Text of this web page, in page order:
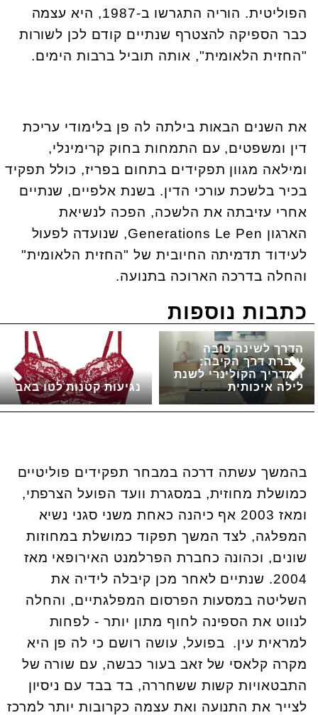
הפוליטית. הוריה התגרשו ב-1987, היא עצמה
כבר הספיקה להצטרף שנתיים קודם לכן לשורות
"החזית הלאומית", אותה תוביל ברבות הימים.
את השנים הבאות בילתה לה פן בלימודי עריכת
דין ומשפטים, עם התמחות בחוק קרימינלי,
ומילאה מגוון תפקידים בתחום בפריז, כולל תפקיד
בכיר בלשכת עורכי הדין. בשנת אלפיים, שנתיים
אחרי עזיבתה את הלשכה, הפכה לנשיאת
הארגון Generations Le Pen, שנועדה לפעול
לעידוד תדמיתה החיובית של "החזית הלאומית"
והחלה בדרכה הארוכה בתנועה.
כתבות נוספות
נגיעות קטנות לטו באב
הדרך לשינה טובה
עוברת דרך הקיבה:
המדריך הקולינרי לשנת
לילה איכותית
בהמשך עשתה דרכה במבחר תפקידים פוליטיים
כמושלת מחוזית, במסגרת וועד הפועל הצרפתי,
ומאז 2003 אף כיהנה כאחת משני סגני נשיא
המפלגה, לצד המשך תפקוד כמושלת במחוזות
שונים, וכהונה כחברת הפרלמנט האירופאי מאז
2004. שנתיים לאחר מכן קיבלה לידיה את
השליטה במסעות הפרסום המפלגתיים, והחלה
לנווט את הספינה לחוף מתון יותר - לפחות
למראית עין. בפועל, עושה רושם כי לה פן היא
מקרה קלאסי של זאב בעור כבשה, עם שורה של
התבטאויות קשות ששחררה, בד בבד עם ניסיון
לצייר את התנועה ואת עצמה כקרובות יותר למרכז